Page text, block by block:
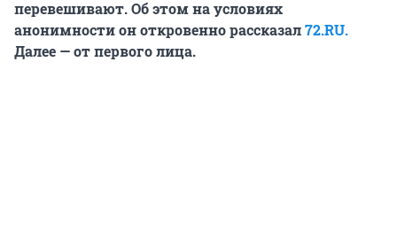
перевешивают. Об этом на условиях
анонимности он откровенно рассказал72.RU.
Далее — от первого лица.